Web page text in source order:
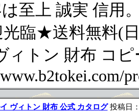
至上 誠実 信用
臨★送料無料(
ィトン 財布 コピ
ヴィトン 財布 公式 カタログ投稿日